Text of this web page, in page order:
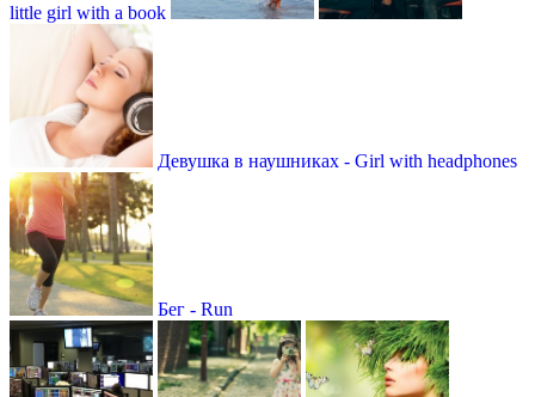
little girl with a book
Девушка в наушниках - Girl with headphones
Бег - Run